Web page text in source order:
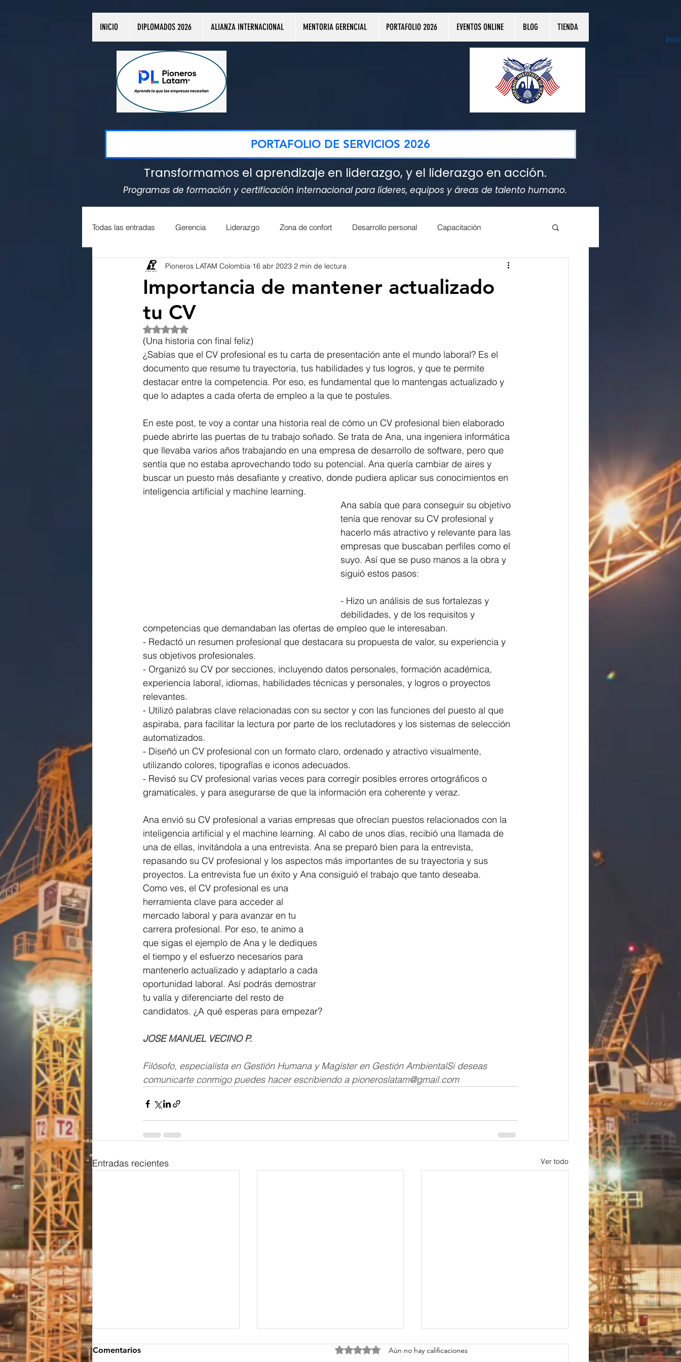
INICIO DIPLOMADOS 2026 ALIANZA INTERNACIONAL MENTORIA GERENCIAL PORTAFOLIO 2026 EVENTOS ONLINE BLOG
TIENDA
PORTAFOLIO DE SERVICIOS 2026
Transformamos el aprendizaje en liderazgo, y el liderazgo en acción.
Programas de formación y certificación internacional para líderes, equipos y áreas de talento humano.
Todas las entradas Gerencia Liderazgo Zona de confort Desarrollo personal Capacitación
Servicio al Cliente Ambiental
Importancia de mantener actualizado
tu CV
Pioneros LATAM Colombia 16 abr 2023 2 min de lectura
Obtuvo NaN de 5 estrellas.
(Una historia con final feliz)
¿Sabías que el CV profesional es tu carta de presentación ante el mundo laboral? Es el
documento que resume tu trayectoria, tus habilidades y tus logros, y que te permite
destacar entre la competencia. Por eso, es fundamental que lo mantengas actualizado y
que lo adaptes a cada oferta de empleo a la que te postules.
En este post, te voy a contar una historia real de cómo un CV profesional bien elaborado
puede abrirte las puertas de tu trabajo soñado. Se trata de Ana, una ingeniera informática
que llevaba varios años trabajando en una empresa de desarrollo de software, pero que
sentía que no estaba aprovechando todo su potencial. Ana quería cambiar de aires y
buscar un puesto más desafiante y creativo, donde pudiera aplicar sus conocimientos en
inteligencia artificial y machine learning.
Ana sabía que para conseguir su objetivo
tenía que renovar su CV profesional y
hacerlo más atractivo y relevante para las
empresas que buscaban perfiles como el
suyo. Así que se puso manos a la obra y
siguió estos pasos:
- Hizo un análisis de sus fortalezas y
debilidades, y de los requisitos y
competencias que demandaban las ofertas de empleo que le interesaban.
- Redactó un resumen profesional que destacara su propuesta de valor, su experiencia y
sus objetivos profesionales.
- Organizó su CV por secciones, incluyendo datos personales, formación académica,
experiencia laboral, idiomas, habilidades técnicas y personales, y logros o proyectos
relevantes.
- Utilizó palabras clave relacionadas con su sector y con las funciones del puesto al que
aspiraba, para facilitar la lectura por parte de los reclutadores y los sistemas de selección
automatizados.
- Diseñó un CV profesional con un formato claro, ordenado y atractivo visualmente,
utilizando colores, tipografías e iconos adecuados.
- Revisó su CV profesional varias veces para corregir posibles errores ortográficos o
gramaticales, y para asegurarse de que la información era coherente y veraz.
Ana envió su CV profesional a varias empresas que ofrecían puestos relacionados con la
inteligencia artificial y el machine learning. Al cabo de unos días, recibió una llamada de
una de ellas, invitándola a una entrevista. Ana se preparó bien para la entrevista,
repasando su CV profesional y los aspectos más importantes de su trayectoria y sus
proyectos. La entrevista fue un éxito y Ana consiguió el trabajo que tanto deseaba.
Como ves, el CV profesional es una
herramienta clave para acceder al
mercado laboral y para avanzar en tu
carrera profesional. Por eso, te animo a
que sigas el ejemplo de Ana y le dediques
el tiempo y el esfuerzo necesarios para
mantenerlo actualizado y adaptarlo a cada
oportunidad laboral. Así podrás demostrar
tu valía y diferenciarte del resto de
candidatos. ¿A qué esperas para empezar?
JOSE MANUEL VECINO P.
Filósofo, especialista en Gestión Humana y Magíster en Gestión AmbientalSi deseas
comunicarte conmigo puedes hacer escribiendo a pioneroslatam@gmail.com
Entradas recientes Ver todo
Comentarios Obtuvo 0 de 5 estrellas.
Aún no hay calificaciones